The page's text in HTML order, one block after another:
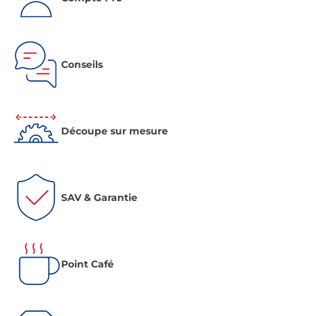
Conseils
Découpe sur mesure
SAV & Garantie
Point Café